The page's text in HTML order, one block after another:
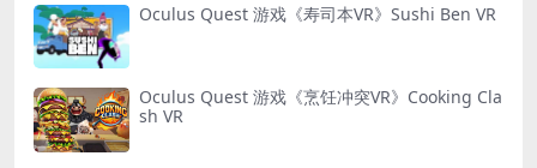
Oculus Quest 游戏《寿司本VR》Sushi Ben VR
Oculus Quest 游戏《烹饪冲突VR》Cooking Cla
sh VR